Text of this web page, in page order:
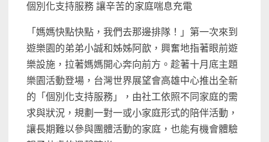
個別化支持服務 讓辛苦的家庭喘息充電
「媽媽快點快點，我們去那邊排隊！」第一次來到
遊樂園的弟弟小誠和姊姊阿歆，興奮地指著眼前遊
樂設施，拉著媽媽開心奔向前方。趁著十月底主題
樂園活動登場，台灣世界展望會高雄中心推出全新
的「個別化支持服務」，由社工依照不同家庭的需
求與狀況，規劃一對一或小家庭形式的陪伴活動，
讓長期難以參與團體活動的家庭，也能有機會體驗